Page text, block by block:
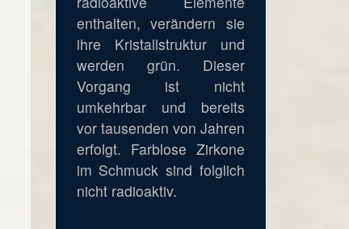
enthalten, verändern sie
ihre Kristallstruktur und
werden grün. Dieser
Vorgang ist nicht
umkehrbar und bereits
vor tausenden von Jahren
erfolgt. Farblose Zirkone
im Schmuck sind folglich
nicht radioaktiv.